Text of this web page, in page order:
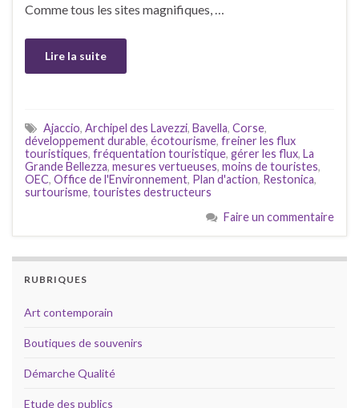
Comme tous les sites magnifiques, …
Lire la suite
Ajaccio, Archipel des Lavezzi, Bavella, Corse,
développement durable, écotourisme, freiner les flux
touristiques, fréquentation touristique, gérer les flux, La
Grande Bellezza, mesures vertueuses, moins de touristes,
OEC, Office de l'Environnement, Plan d'action, Restonica,
surtourisme, touristes destructeurs
Faire un commentaire
RUBRIQUES
Art contemporain
Boutiques de souvenirs
Démarche Qualité
Etude des publics